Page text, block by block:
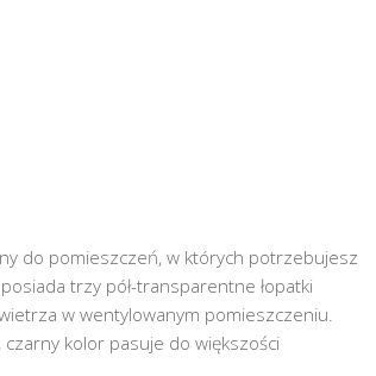
do pomieszczeń, w których potrzebujesz
trzy pół-transparentne łopatki
w wentylowanym pomieszczeniu.
kolor pasuje do większości